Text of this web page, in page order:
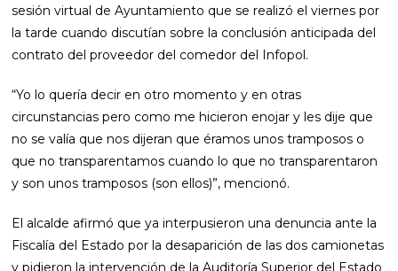
sesión virtual de Ayuntamiento que se realizó el viernes por
la tarde cuando discutían sobre la conclusión anticipada del
contrato del proveedor del comedor del Infopol.
“Yo lo quería decir en otro momento y en otras
circunstancias pero como me hicieron enojar y les dije que
no se valía que nos dijeran que éramos unos tramposos o
que no transparentamos cuando lo que no transparentaron
y son unos tramposos (son ellos)”, mencionó.
El alcalde afirmó que ya interpusieron una denuncia ante la
Fiscalía del Estado por la desaparición de las dos camionetas
y pidieron la intervención de la Auditoría Superior del Estado